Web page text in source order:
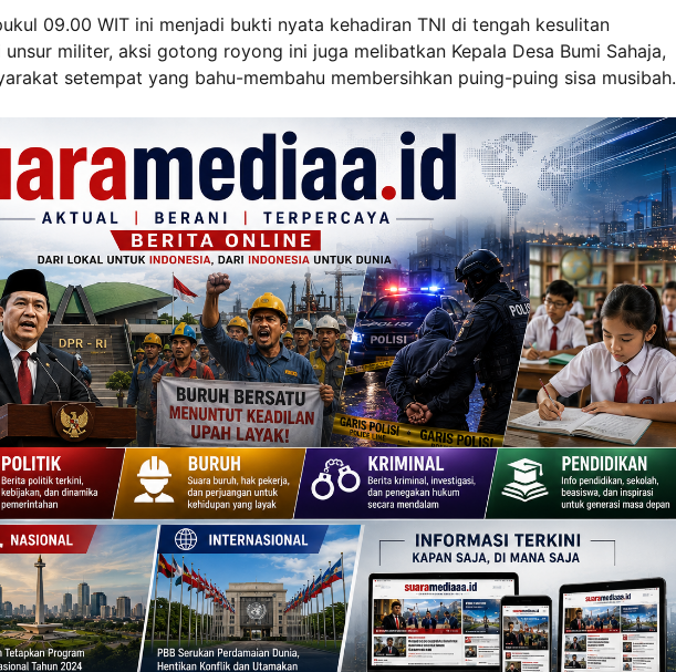
09.00 WIT ini menjadi bukti nyata kehadiran TNI di tengah kesulitan
militer, aksi gotong royong ini juga melibatkan Kepala Desa Bumi Sahaja,
setempat yang bahu-membahu membersihkan puing-puing sisa musibah.